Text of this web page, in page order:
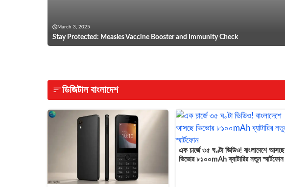
March 3, 2025
Stay Protected: Measles Vaccine Booster and Immunity Check
ডিজিটাল বাংলাদেশ
এক চার্জে ৩৫ ঘণ্টা ভিডিও! বাংলাদেশে আসছে
ভিভোর ৮১০০mAh ব্যাটারির নতুন স্মার্টফোন